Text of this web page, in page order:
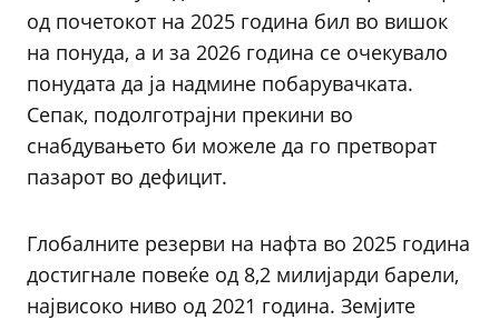
од почетокот на 2025 година бил во вишок
на понуда, а и за 2026 година се очекувало
понудата да ја надмине побарувачката.
Сепак, подолготрајни прекини во
снабдувањето би можеле да го претворат
пазарот во дефицит.
Глобалните резерви на нафта во 2025 година
достигнале повеќе од 8,2 милијарди барели,
највисоко ниво од 2021 година. Земјите